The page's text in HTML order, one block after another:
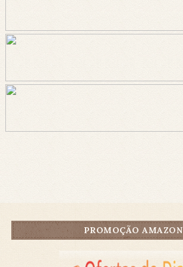
PROMOÇÃO AMAZON